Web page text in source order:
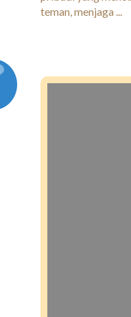
teman, menjaga ...